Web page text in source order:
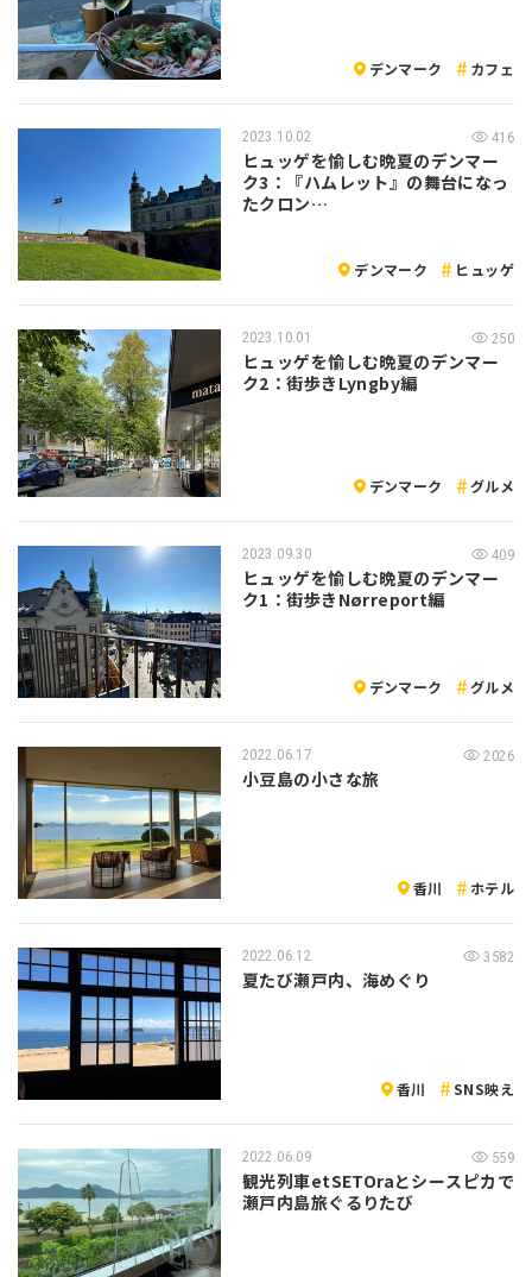
デンマーク カフェ
2023.10.02 416
ヒュッゲを愉しむ晩夏のデンマー
ク3：『ハムレット』の舞台になっ
たクロン…
デンマーク ヒュッゲ
2023.10.01 250
ヒュッゲを愉しむ晩夏のデンマー
ク2：街歩きLyngby編
デンマーク グルメ
2023.09.30 409
ヒュッゲを愉しむ晩夏のデンマー
ク1：街歩きNørreport編
デンマーク グルメ
2022.06.17 2026
小豆島の小さな旅
香川 ホテル
2022.06.12 3582
夏たび瀬戸内、海めぐり
香川 SNS映え
2022.06.09 559
観光列車etSETOraとシースピカで
瀬戸内島旅ぐるりたび